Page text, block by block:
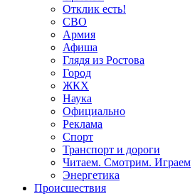
Отклик есть!
СВО
Армия
Афиша
Глядя из Ростова
Город
ЖКХ
Наука
Официально
Реклама
Спорт
Транспорт и дороги
Читаем. Смотрим. Играем
Энергетика
Происшествия